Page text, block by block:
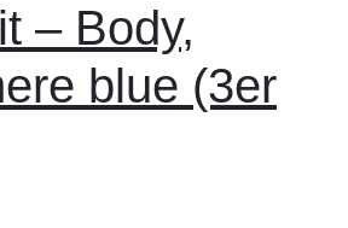
– Body,
blue (3er